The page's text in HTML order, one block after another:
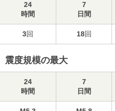
24
時間
7
日間
3回 18回
震度規模の最大
24
時間
7
日間